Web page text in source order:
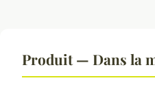
Produit — Dans la